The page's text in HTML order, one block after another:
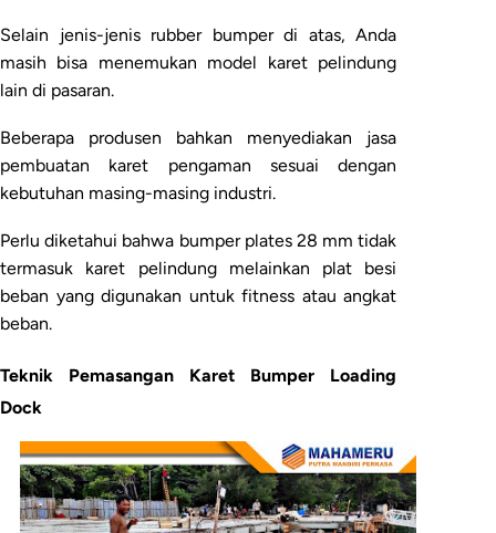
Selain jenis-jenis rubber bumper di atas, Anda
masih bisa menemukan model karet pelindung
lain di pasaran.
Beberapa produsen bahkan menyediakan jasa
pembuatan karet pengaman sesuai dengan
kebutuhan masing-masing industri.
Perlu diketahui bahwa bumper plates 28 mm tidak
termasuk karet pelindung melainkan plat besi
beban yang digunakan untuk fitness atau angkat
beban.
Teknik Pemasangan Karet Bumper Loading
Dock